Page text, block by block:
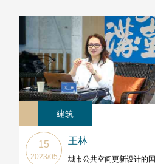
建筑
15
2023/05
王林
城市公共空间更新设计的国